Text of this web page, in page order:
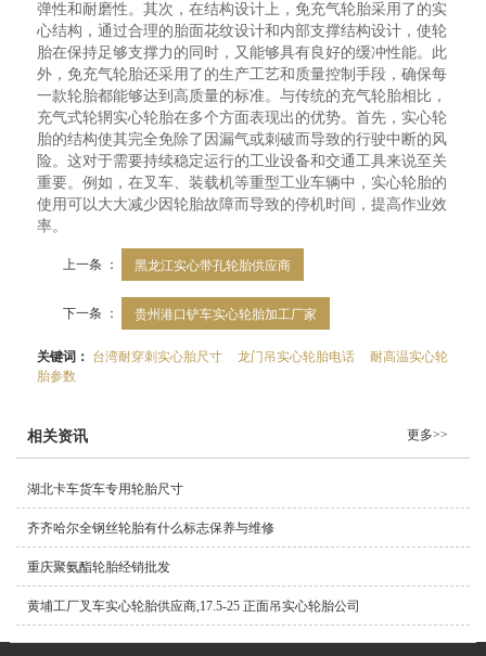
弹性和耐磨性。其次，在结构设计上，免充气轮胎采用了的实
心结构，通过合理的胎面花纹设计和内部支撑结构设计，使轮
胎在保持足够支撑力的同时，又能够具有良好的缓冲性能。此
外，免充气轮胎还采用了的生产工艺和质量控制手段，确保每
一款轮胎都能够达到高质量的标准。与传统的充气轮胎相比，
充气式轮辋实心轮胎在多个方面表现出的优势。首先，实心轮
胎的结构使其完全免除了因漏气或刺破而导致的行驶中断的风
险。这对于需要持续稳定运行的工业设备和交通工具来说至关
重要。例如，在叉车、装载机等重型工业车辆中，实心轮胎的
使用可以大大减少因轮胎故障而导致的停机时间，提高作业效
率。
上一条 ： 黑龙江实心带孔轮胎供应商
下一条 ： 贵州港口铲车实心轮胎加工厂家
关键词： 台湾耐穿刺实心胎尺寸 龙门吊实心轮胎电话
耐高温实心轮
胎参数
相关资讯 更多>>
湖北卡车货车专用轮胎尺寸
齐齐哈尔全钢丝轮胎有什么标志保养与维修
重庆聚氨酯轮胎经销批发
黄埔工厂叉车实心轮胎供应商,17.5-25 正面吊实心轮胎公司